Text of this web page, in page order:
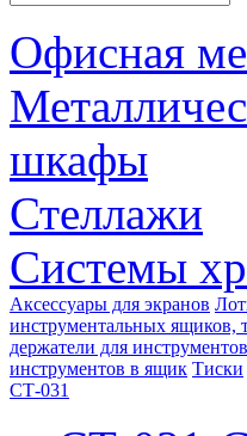
Офисная
шкафы
Стеллажи
Системы
Аксессуары для экранов
инструментальных ящиков,
держатели для инструментов
инструментов в ящик Тиски
СТ-031